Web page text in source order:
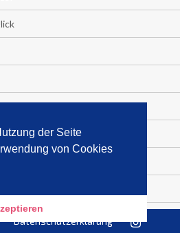
der Seite
von Cookies
Datenschutzerklärung